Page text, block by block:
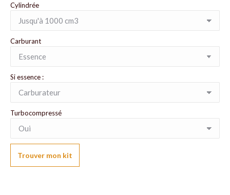
Cylindrée
Carburant
Si essence :
Turbocompressé
Trouver mon kit